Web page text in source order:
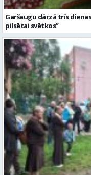
Valmieras dzimšanas